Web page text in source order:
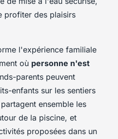
profiter des plaisirs
l'expérience familiale
où personne n'est
parents peuvent
enfants sur les sentiers
ensemble les
de la piscine, et
proposées dans un